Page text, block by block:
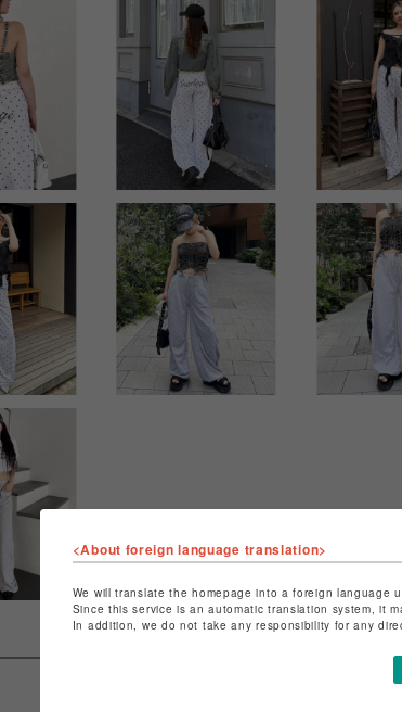
<About foreign language translation>
We will translate the homepage into a foreign language
Since this service is an automatic translation system, it
In addition, we do not take any responsibility for any